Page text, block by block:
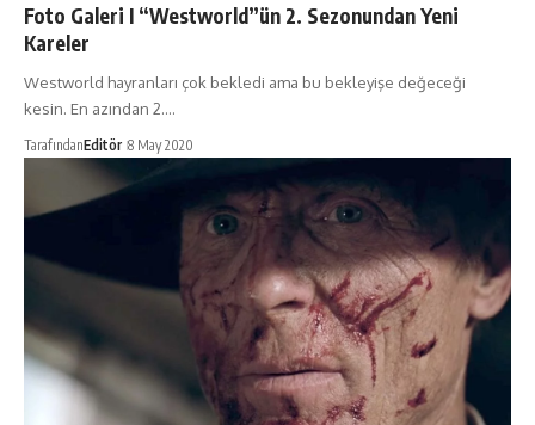
Foto Galeri I “Westworld”ün 2. Sezonundan Yeni
Kareler
Westworld hayranları çok bekledi ama bu bekleyişe değeceği
kesin. En azından 2.…
TarafındanEditör 8 May 2020